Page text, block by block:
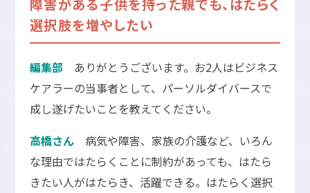
障害がある子供を持った親でも、はたらく
選択肢を増やしたい
編集部 ありがとうございます。お2人はビジネス
ケアラーの当事者として、パーソルダイバースで
成し遂げたいことを教えてください。
高橋さん
病気や障害、家族の介護など、いろん
な理由ではたらくことに制約があっても、はたら
きたい人がはたらき、活躍できる。はたらく選択